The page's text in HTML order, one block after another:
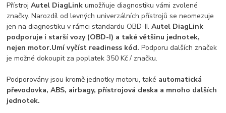
Přístroj Autel DiagLink umožňuje diagnostiku vámi zvolené
značky. Narozdíl od levných univerzálních přístrojů se neomezuje
jen na diagnostiku v rámci standardu OBD-II.Autel DiagLink
podporuje i starší vozy (OBD-I) a také většinu jednotek,
nejen motor.Umí vyčíst readiness kód.Podporu dalších značek
je možné dokoupit za poplatek 350 Kč / značku.
Podporovány jsou kromě jednotky motoru, také automatická
převodovka, ABS, airbagy, přístrojová deska a mnoho dalších
jednotek.